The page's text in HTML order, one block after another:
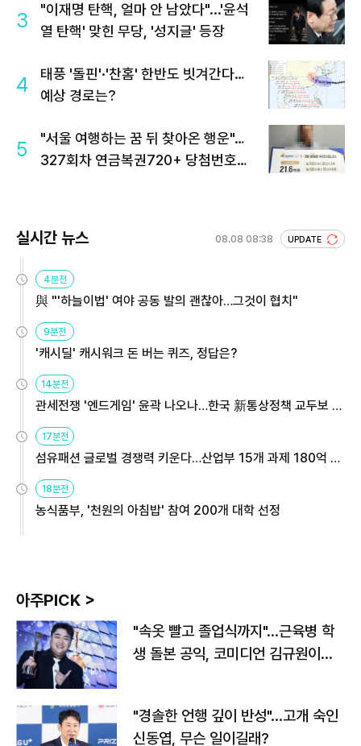
3
"이재명 탄핵, 얼마 안 남았다"...'윤석
열 탄핵' 맞힌 무당, '성지글' 등장
4
태풍 '돌핀'·'찬홈' 한반도 빗겨간다…
예상 경로는?
5
"서울 여행하는 꿈 뒤 찾아온 행운"…
327회차 연금복권720+ 당첨번호조
실시간 뉴스 08.08 08:38 UPDATE
4분전
與 "'하늘이법' 여야 공동 발의 괜찮아…그것이 협치"
9분전
'캐시딜' 캐시워크 돈 버는 퀴즈, 정답은?
14분전
관세전쟁 '엔드게임' 윤곽 나오나…한국 新통상정책 교두보 활
용해야
17분전
섬유패션 글로벌 경쟁력 키운다…산업부 15개 과제 180억 지
원
18분전
농식품부, '천원의 아침밥' 참여 200개 대학 선정
아주PICK >
"속옷 빨고 졸업식까지"…근육병 학
생 돌본 공익, 코미디언 김규원이었
"경솔한 언행 깊이 반성"…고개 숙인
신동엽, 무슨 일이길래?